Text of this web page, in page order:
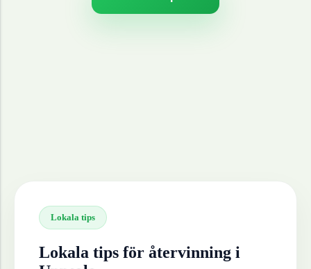
Lokala tips
Lokala tips för återvinning i